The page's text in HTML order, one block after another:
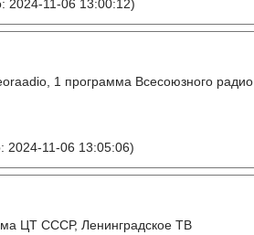
2024-11-06 13:00:12)
1 программа Всесоюзного радио
2024-11-06 13:05:06)
ЦТ СССР, Ленинградское ТВ